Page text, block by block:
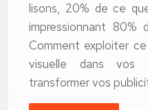
lisons, 20% de ce
impressionnant 80%
Comment exploiter
visuelle dans vos
transformer vos